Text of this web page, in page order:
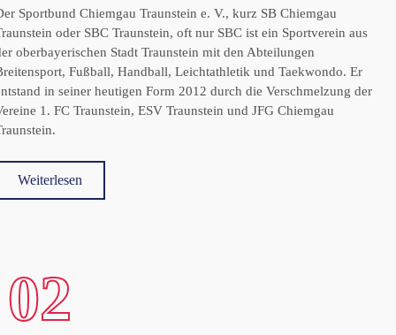
Sportbund Chiemgau Traunstein e. V., kurz SB Chiemgau
oder SBC Traunstein, oft nur SBC ist ein Sportverein aus
oberbayerischen Stadt Traunstein mit den Abteilungen
Fußball, Handball, Leichtathletik und Taekwondo. Er
in seiner heutigen Form 2012 durch die Verschmelzung der
1. FC Traunstein, ESV Traunstein und JFG Chiemgau
Weiterlesen
02